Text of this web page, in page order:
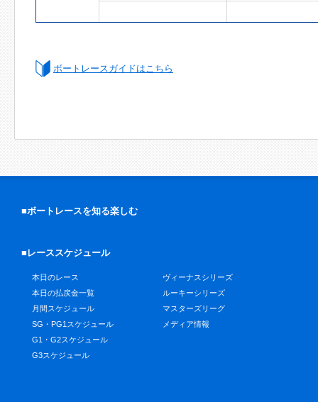
ボートレースガイドはこちら
■ボートレースを知る楽しむ
■レーススケジュール
本日のレース
本日の払戻金一覧
月間スケジュール
SG・PG1スケジュール
G1・G2スケジュール
G3スケジュール
ヴィーナスシリーズ
ルーキーシリーズ
マスターズリーグ
メディア情報